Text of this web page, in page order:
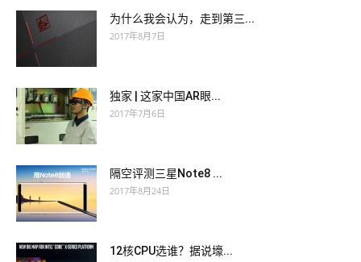
为什么我会认为，走到第三...
2017年8月7日
独家 | 这家中国AR眼...
2017年7月6日
隔空评测三星Note8 ...
2017年8月24日
12核CPU选谁？据说壕...